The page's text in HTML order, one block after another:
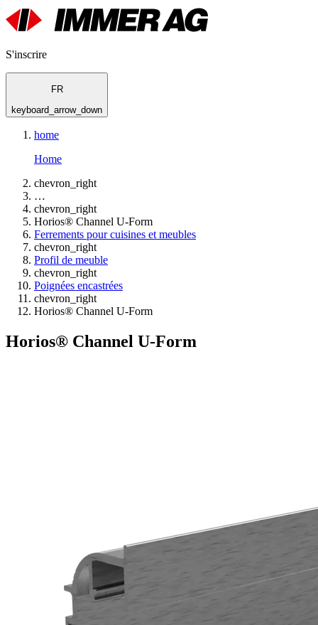
S'inscrire
FR
keyboard_arrow_down
home
Home
chevron_right
…
chevron_right
Horios® Channel U-Form
Ferrements pour cuisines et meubles
chevron_right
Profil de meuble
chevron_right
Poignées encastrées
chevron_right
Horios® Channel U-Form
Horios® Channel U-Form